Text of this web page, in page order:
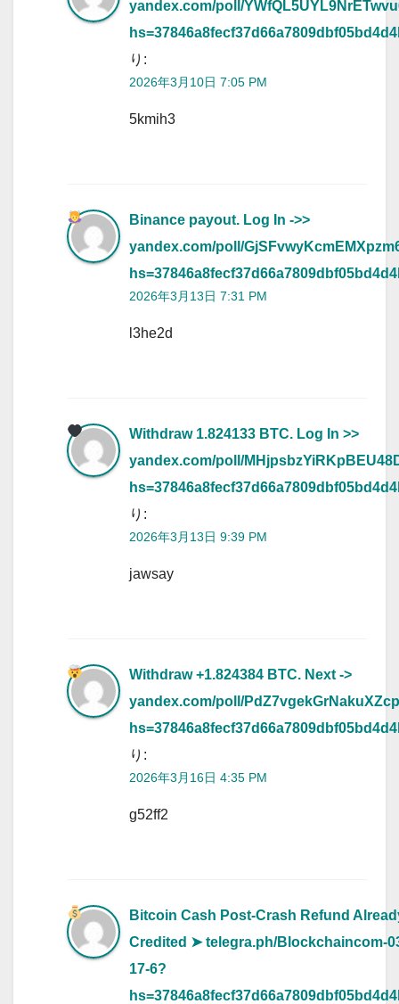
yandex.com/poll/
り:
2026年3月10日 7:05 PM
5kmih3
Binance payout. Log In ->>
yandex.com/poll/
2026年3月13日 7:31 PM
l3he2d
Withdraw 1.824133 BTC. Log In >>
yandex.com/poll/
り:
2026年3月13日 9:39 PM
jawsay
Withdraw +1.824384 BTC. Next ->
yandex.com/poll/
り:
2026年3月16日 4:35 PM
g52ff2
Bitcoin Cash Post-Crash Refund
Credited ➤ telegra.ph/Blockchaincom-
17-6?